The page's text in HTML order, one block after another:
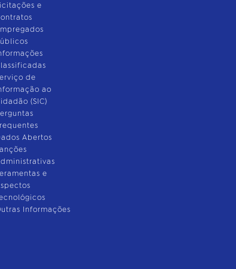
e
de
ao
(SIC)
Abertos
e
Informações